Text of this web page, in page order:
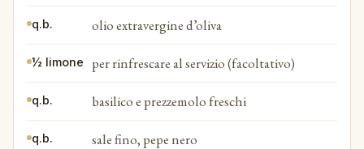
q.b. olio extravergine d’oliva
½ limone per rinfrescare al servizio (facoltativo)
q.b. basilico e prezzemolo freschi
q.b. sale fino, pepe nero